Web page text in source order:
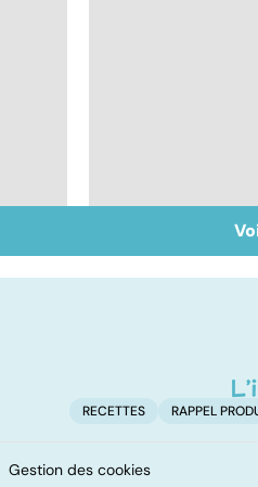
Tout savoir
cancer de la
RECETTES RAPPEL
Gestion des cookies